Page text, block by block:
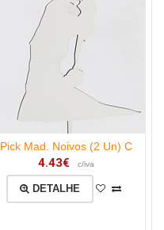
Pick Mad. Noivos (2 Un) C
4.43€ c/iva
DETALHE